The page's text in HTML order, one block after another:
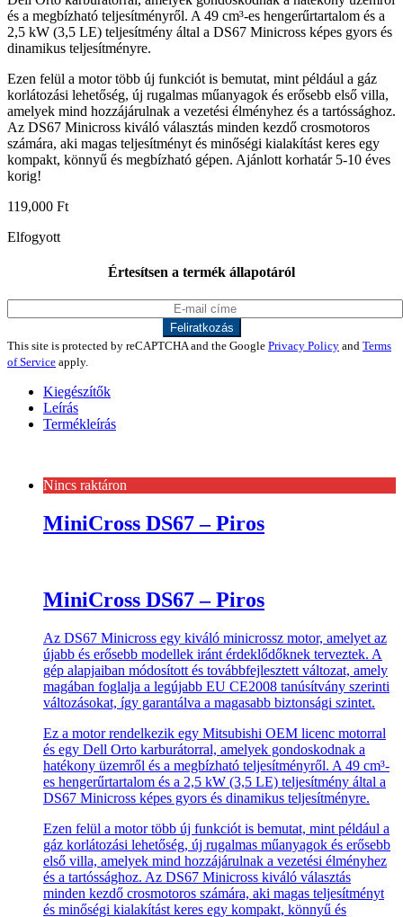
és a megbízható teljesítményről. A 49 cm³-es hengerűrtartalom és a
2,5 kW (3,5 LE) teljesítmény által a DS67 Minicross képes gyors és
dinamikus teljesítményre.
Ezen felül a motor több új funkciót is bemutat, mint például a gáz
korlátozási lehetőség, új rugalmas műanyagok és erősebb első villa,
amelyek mind hozzájárulnak a vezetési élményhez és a tartóssághoz.
Az DS67 Minicross kiváló választás minden kezdő crosmotoros
számára, aki magas teljesítményt és minőségi kialakítást keres egy
kompakt, könnyű és megbízható gépen. Ajánlott korhatár 5-10 éves
korig!
119,000 Ft
Elfogyott
Értesítsen a termék állapotáról
This site is protected by reCAPTCHA and the Google Privacy Policy and Terms
of Service apply.
Kiegészítők
Leírás
Termékleírás
Nincs raktáron
MiniCross DS67 – Piros
MiniCross DS67 – Piros
Az DS67 Minicross egy kiváló minicrossz motor, amelyet az
újabb és erősebb modellek iránt érdeklődőknek terveztek. A
gép alapjaiban módosított és továbbfejlesztett változat, amely
magában foglalja a legújabb EU CE2008 tanúsítvány szerinti
változásokat, így garantálva a magasabb biztonsági szintet.
Ez a motor rendelkezik egy Mitsubishi OEM licenc motorral
és egy Dell Orto karburátorral, amelyek gondoskodnak a
hatékony üzemről és a megbízható teljesítményről. A 49 cm³-
es hengerűrtartalom és a 2,5 kW (3,5 LE) teljesítmény által a
DS67 Minicross képes gyors és dinamikus teljesítményre.
Ezen felül a motor több új funkciót is bemutat, mint például a
gáz korlátozási lehetőség, új rugalmas műanyagok és erősebb
első villa, amelyek mind hozzájárulnak a vezetési élményhez
és a tartóssághoz. Az DS67 Minicross kiváló választás
minden kezdő crosmotoros számára, aki magas teljesítményt
és minőségi kialakítást keres egy kompakt, könnyű és